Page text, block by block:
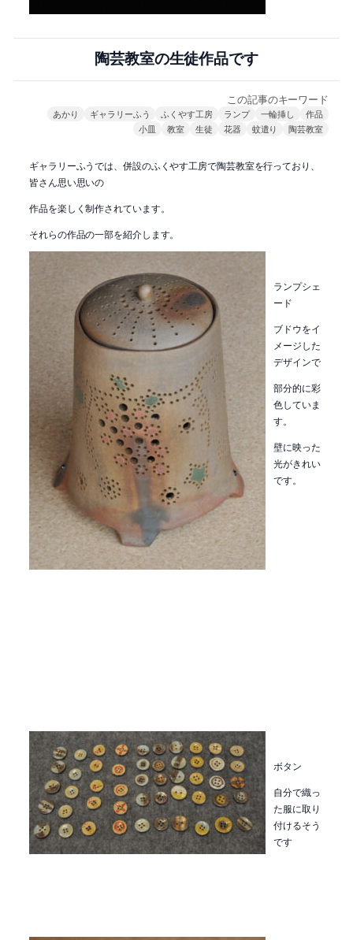
陶芸教室の生徒作品です
この記事のキーワード
あかり ギャラリーふう ふくやす工房 ランプ 一輪挿し
作品
小皿
教室 生徒 花器 蚊遣り 陶芸教室
ギャラリーふうでは、併設のふくやす工房で陶芸教室を行っており、
皆さん思い思いの
作品を楽しく制作されています。
それらの作品の一部を紹介します。
ランプシェ
ード
ブドウをイ
メージした
デザインで
部分的に彩
色していま
す。
壁に映った
光がきれい
です。
ボタン
自分で織っ
た服に取り
付けるそう
です